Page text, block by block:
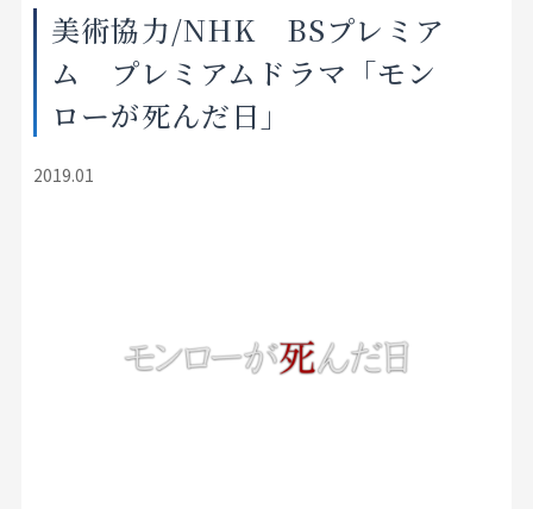
店舗をさがす
私たちのこだわり
お客様の声
お問い合わせ
美術協力/NHK BSプレミア
ム プレミアムドラマ「モン
ローが死んだ日」
2019.01